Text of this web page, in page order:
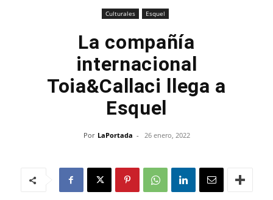
Culturales Esquel
La compañía
internacional
Toia&Callaci llega a
Esquel
Por LaPortada - 26 enero, 2022